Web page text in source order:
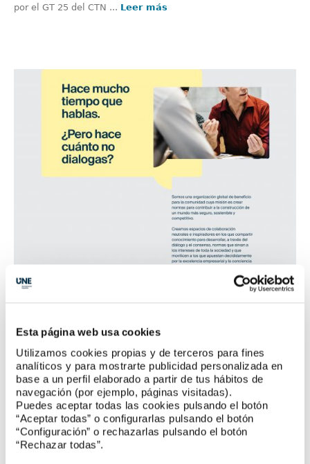
Esta página web usa cookies
Utilizamos cookies propias y de terceros para fines
analíticos y para mostrarte publicidad personalizada en
base a un perfil elaborado a partir de tus hábitos de
navegación (por ejemplo, páginas visitadas).
Puedes aceptar todas las cookies pulsando el botón
“Aceptar todas” o configurarlas pulsando el botón
“Configuración” o rechazarlas pulsando el botón
“Rechazar todas”.
por el GT 25 del CTN ... Leer más
Noticias UNE
Nuevos informes UNE sobre transición ecológica
y transformación digital
Primera norma UNE sobre Blockchain